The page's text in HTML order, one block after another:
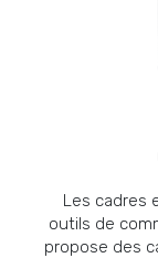
Les cadres
outils de
propose des